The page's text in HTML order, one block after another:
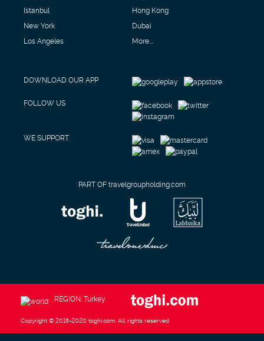
Istanbul
New York
Los Angeles
Hong Kong
Dubai
More...
DOWNLOAD OUR APP
FOLLOW US
WE SUPPORT
PART OF travelgroupholding.com
REGION: Turkey
Copyright © 2018-2020 toghi.com. All rights reserved